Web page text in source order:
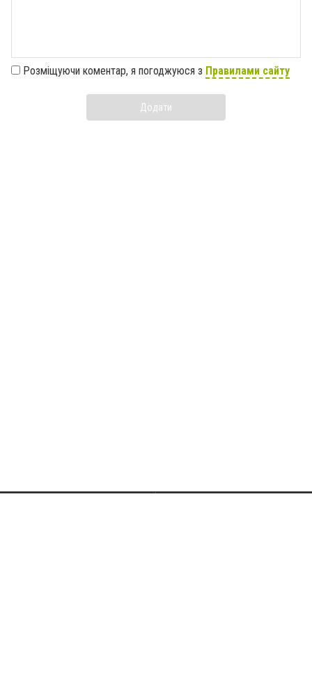
Розміщуючи коментар, я погоджуюся з Правилами сайту
Додати